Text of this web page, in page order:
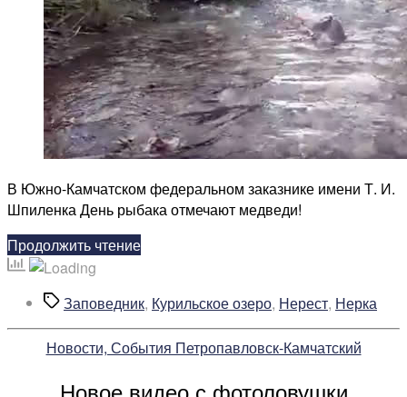
В Южно-Камчатском федеральном заказнике имени Т. И.
Шпиленка День рыбака отмечают медведи!
Продолжить чтение«Нерка
ручье»
МеткиЗаповедник, Курильское озеро, Нерест, Нерка
Рубрики
Новости, События Петропавловск-Камчатский